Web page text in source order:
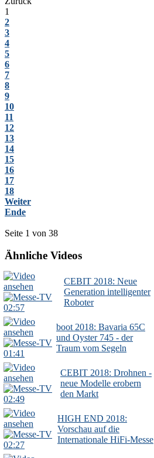
1
2
3
4
5
6
7
8
9
10
11
12
13
14
15
16
17
18
Weiter
Ende
Seite 1 von 38
Ähnliche Videos
02:57
CEBIT 2018: Neue
Generation intelligenter
Roboter
01:41
boot 2018: Bavaria 65C
und Oyster 745 - der
Traum vom Segeln
02:49
CEBIT 2018: Drohnen -
neue Modelle erobern
den Markt
02:27
HIGH END 2018:
Vorschau auf die
Internationale HiFi-Messe